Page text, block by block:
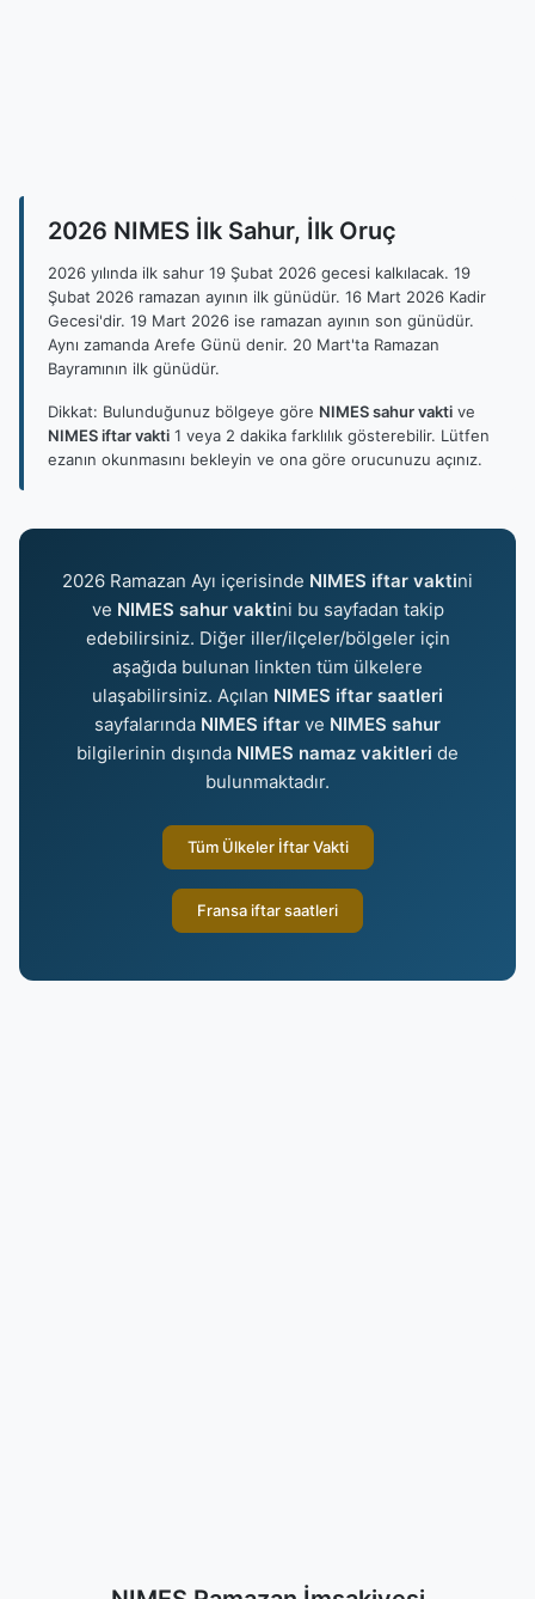
2026 NIMES İlk Sahur, İlk Oruç
2026 yılında ilk sahur 19 Şubat 2026 gecesi kalkılacak. 19
Şubat 2026 ramazan ayının ilk günüdür. 16 Mart 2026 Kadir
Gecesi'dir. 19 Mart 2026 ise ramazan ayının son günüdür.
Aynı zamanda Arefe Günü denir. 20 Mart'ta Ramazan
Bayramının ilk günüdür.
Dikkat: Bulunduğunuz bölgeye göre NIMES sahur vakti ve
NIMES iftar vakti 1 veya 2 dakika farklılık gösterebilir. Lütfen
ezanın okunmasını bekleyin ve ona göre orucunuzu açınız.
2026 Ramazan Ayı içerisinde NIMES iftar vaktini
ve NIMES sahur vaktini bu sayfadan takip
edebilirsiniz. Diğer iller/ilçeler/bölgeler için
aşağıda bulunan linkten tüm ülkelere
ulaşabilirsiniz. Açılan NIMES iftar saatleri
sayfalarında NIMES iftar ve NIMES sahur
bilgilerinin dışında NIMES namaz vakitleri de
bulunmaktadır.
Tüm Ülkeler İftar Vakti
Fransa iftar saatleri